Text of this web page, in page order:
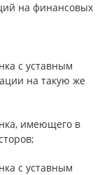
на финансовых
с уставным
на такую же
имеющего в
с уставным